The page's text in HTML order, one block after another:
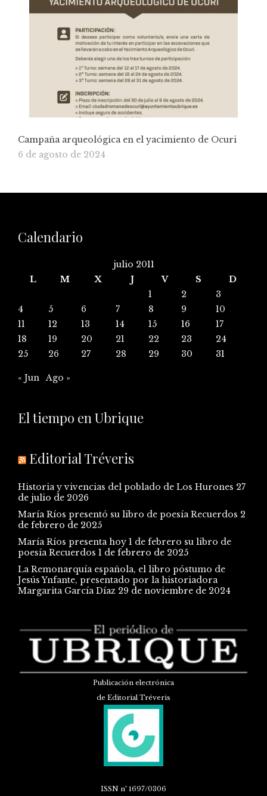
Campaña arqueológica en el yacimiento de Ocuri
6 de agosto de 2024
Calendario
julio 2011
L
M X J V S
D
1
2
3
4
5 6 7 8 9
10
11
12 13 14 15 16
17
18
19 20 21 22 23
24
25
26 27 28 29 30 31
« Jun Ago »
El tiempo en Ubrique
Editorial Tréveris
Historia y vivencias del poblado de Los Hurones 27
de julio de 2026
María Ríos presentó su libro de poesía Recuerdos 2
de febrero de 2025
María Ríos presenta hoy 1 de febrero su libro de
poesía Recuerdos 1 de febrero de 2025
La Remonarquía española, el libro póstumo de
Jesús Ynfante, presentado por la historiadora
Margarita García Díaz 29 de noviembre de 2024
Publicación electrónica
de Editorial Tréveris
ISSN nº 1697/0306